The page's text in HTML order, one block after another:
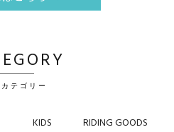
テゴリー
KIDS RIDING GOODS